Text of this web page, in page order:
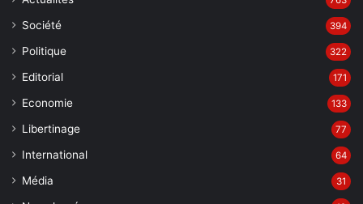
Société 394
Politique 322
Editorial 171
Economie 133
Libertinage 77
International 64
Média 31